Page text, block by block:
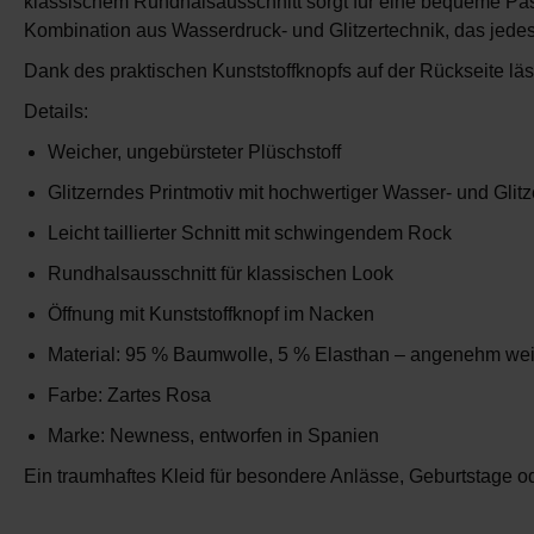
Kombination aus Wasserdruck- und Glitzertechnik, das
Dank des praktischen Kunststoffknopfs auf der Rückseite
Details:
Weicher, ungebürsteter Plüschstoff
Glitzerndes Printmotiv mit hochwertiger Wasser- und
Leicht taillierter Schnitt mit schwingendem Rock
Rundhalsausschnitt für klassischen Look
Öffnung mit Kunststoffknopf im Nacken
Material: 95 % Baumwolle, 5 % Elasthan – angenehm
Farbe: Zartes Rosa
Marke: Newness, entworfen in Spanien
Ein traumhaftes Kleid für besondere Anlässe, Geburtstage